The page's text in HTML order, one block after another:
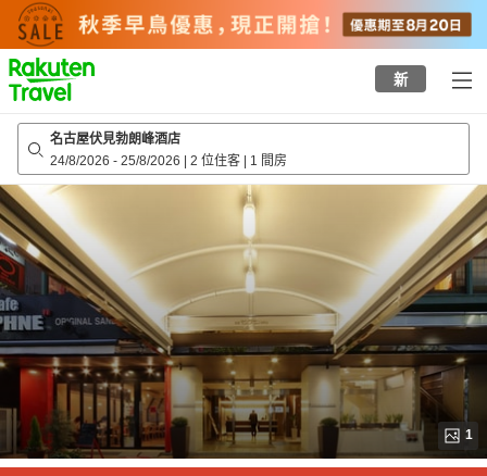
to
top
page
新
名古屋伏見勃朗峰酒店
24/8/2026 - 25/8/2026 | 2 位住客 | 1 間房
1